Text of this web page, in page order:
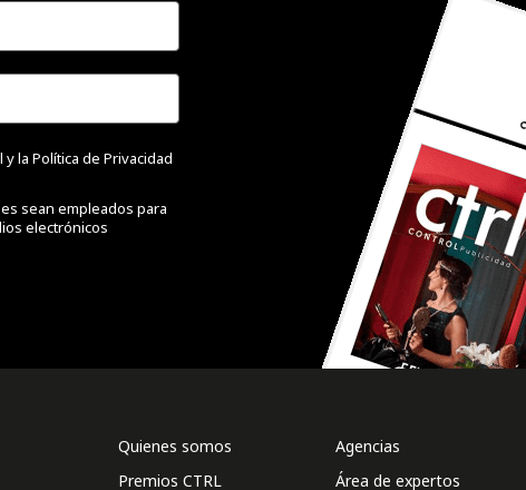
y la Política de Privacidad
sean empleados para
electrónicos
Quienes somos
Premios CTRL
Agencias
Área de expertos